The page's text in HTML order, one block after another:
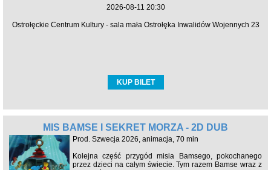
2026-08-11 20:30
Ostrołęckie Centrum Kultury - sala mała Ostrołęka Inwalidów Wojennych 23
KUP BILET
MIŚ BAMSE I SEKRET MORZA - 2D DUB
Prod. Szwecja 2026, animacja, 70 min
Kolejna część przygód misia Bamsego, pokochanego
przez dzieci na całym świecie. Tym razem Bamse wraz z